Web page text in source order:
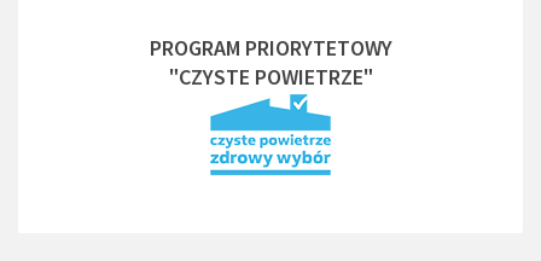
PROGRAM PRIORYTETOWY
"CZYSTE POWIETRZE"